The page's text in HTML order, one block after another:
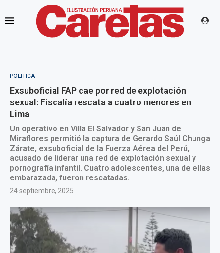
POLÍTICA
Exsuboficial FAP cae por red de explotación
sexual: Fiscalía rescata a cuatro menores en
Lima
Un operativo en Villa El Salvador y San Juan de
Miraflores permitió la captura de Gerardo Saúl Chunga
Zárate, exsuboficial de la Fuerza Aérea del Perú,
acusado de liderar una red de explotación sexual y
pornografía infantil. Cuatro adolescentes, una de ellas
embarazada, fueron rescatadas.
24 septiembre, 2025